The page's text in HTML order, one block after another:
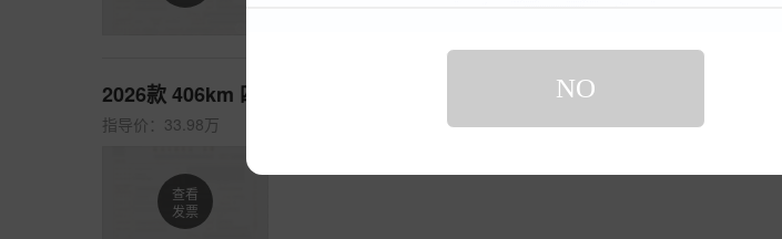
NO
2026款 406km 四驱Max版
指导价：33.98万
查看
发票